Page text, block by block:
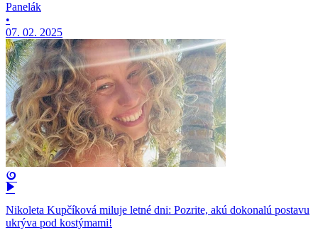
Panelák
•
07. 02. 2025
Nikoleta Kupčíková miluje letné dni: Pozrite, akú dokonalú postavu
ukrýva pod kostýmami!